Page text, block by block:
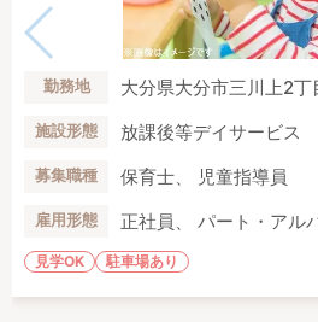
勤務地 大分県大分市三川上2
施設形態 放課後等デイサービス
募集職種 保育士、 児童指導員
雇用形態 正社員、 パート・アル
見学OK 駐車場あり